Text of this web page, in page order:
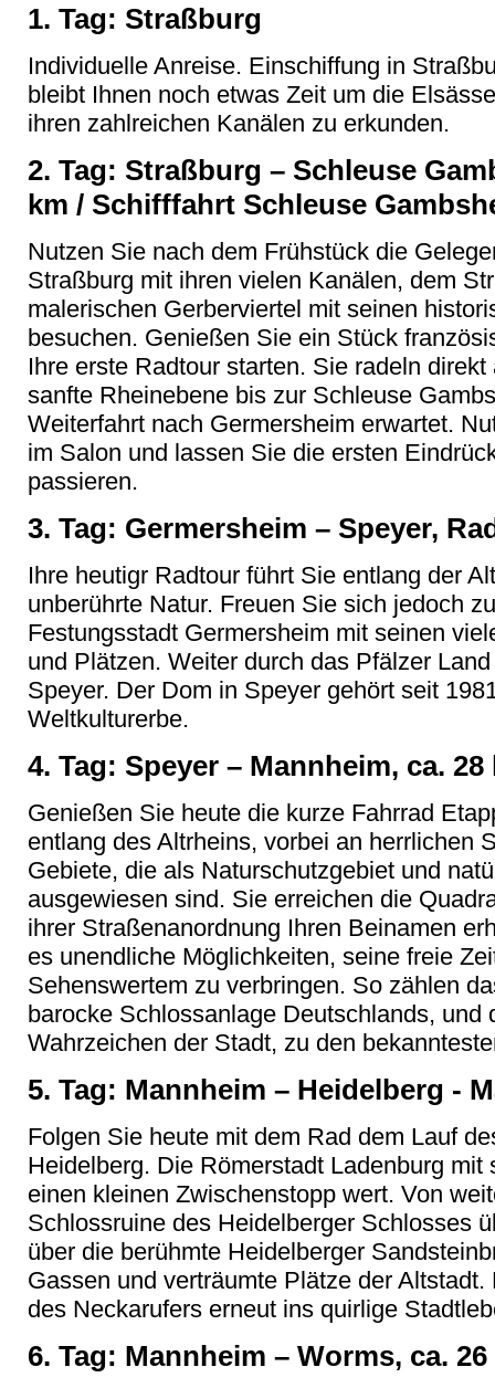
1. Tag: Straßburg
Individuelle Anreise. Einschiffung in
bleibt Ihnen noch etwas Zeit um die
ihren zahlreichen Kanälen zu erkunden.
2. Tag: Straßburg – Schleuse
km / Schifffahrt Schleuse
Nutzen Sie nach dem Frühstück die
Straßburg mit ihren vielen Kanälen, dem
malerischen Gerberviertel mit seinen
besuchen. Genießen Sie ein Stück
Ihre erste Radtour starten. Sie radeln
sanfte Rheinebene bis zur Schleuse
Weiterfahrt nach Germersheim erwartet.
im Salon und lassen Sie die ersten
passieren.
3. Tag: Germersheim – Speyer,
Ihre heutigr Radtour führt Sie entlang der
unberührte Natur. Freuen Sie sich jedoch
Festungsstadt Germersheim mit seinen
und Plätzen. Weiter durch das Pfälzer
Speyer. Der Dom in Speyer gehört seit
Weltkulturerbe.
4. Tag: Speyer – Mannheim, ca. 28
Genießen Sie heute die kurze Fahrrad
entlang des Altrheins, vorbei an herrlichen
Gebiete, die als Naturschutzgebiet und
ausgewiesen sind. Sie erreichen die
ihrer Straßenanordnung Ihren Beinamen
es unendliche Möglichkeiten, seine freie
Sehenswertem zu verbringen. So zählen
barocke Schlossanlage Deutschlands, und
Wahrzeichen der Stadt, zu den
5. Tag: Mannheim – Heidelberg -
Folgen Sie heute mit dem Rad dem Lauf
Heidelberg. Die Römerstadt Ladenburg
einen kleinen Zwischenstopp wert. Von
Schlossruine des Heidelberger Schlosses
über die berühmte Heidelberger
Gassen und verträumte Plätze der
des Neckarufers erneut ins quirlige
6. Tag: Mannheim – Worms, ca.